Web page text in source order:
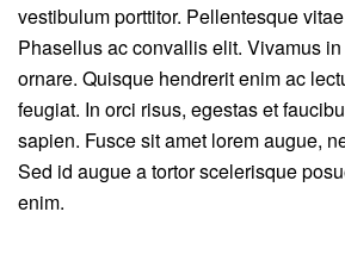
vestibulum porttitor. Pellentesque
Phasellus ac convallis elit. Vivamus
ornare. Quisque hendrerit enim ac
feugiat. In orci risus, egestas et
sapien. Fusce sit amet lorem augue,
Sed id augue a tortor scelerisque
enim.